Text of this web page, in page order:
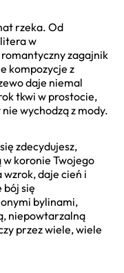
rzeka. Od
w
zagajnik
kompozycje z
daje niemal
tkwi w prostocie,
wychodzą z mody.
zdecydujesz,
w koronie Twojego
daje cień i
bój się
bylinami,
niepowtarzalną
przez wiele, wiele